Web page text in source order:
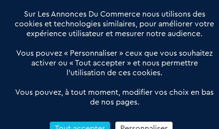
Offres Pro
Actualités
Qui sommes nous ?
Derniers articles
Réseau 3C : un partenaire national dédié aux transactions
Petitscommerces : Un partenariat au service du commerce de
proximité et des territoires
Sur Les Annonces Du Commerce nous utilisons des
cookies et technologies similaires, pour améliorer votre
expérience utilisateur et mesurer notre audience.
Vous pouvez « Personnaliser » ceux que vous souhaitez
activer ou « Tout accepter » et nous permettre
l’utilisation de ces cookies.
Vous pouvez, à tout moment, modifier vos choix en bas
de nos pages.